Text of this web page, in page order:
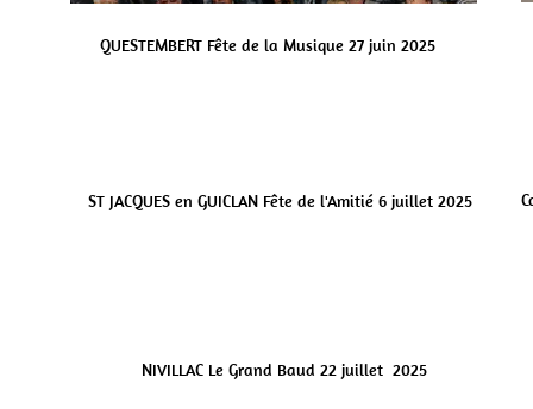
QUESTEMBERT Fête de la Musique 27 juin 2025
ST JACQUES en GUICLAN Fête de l'Amitié 6 juillet 2025
NIVILLAC Le Grand Baud 22 juillet 2025